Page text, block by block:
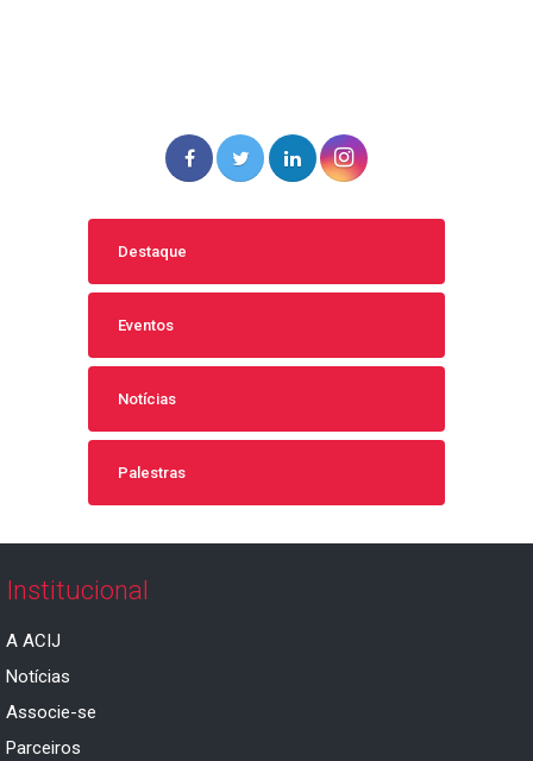
Destaque
Eventos
Notícias
Palestras
Institucional
A ACIJ
Notícias
Associe-se
Parceiros